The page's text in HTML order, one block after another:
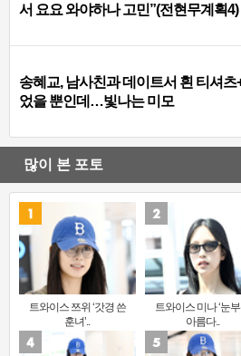
서 요요 와야하나 고민”(전현무계획4)
송혜교, 남사친과 데이트서 흰 티셔츠
었을 뿐인데…빛나는 미모
많이 본 포토
트와이스 쯔위 ‘갓경 쓴
훈녀’..
트와이스 미나 ‘눈
아름다..